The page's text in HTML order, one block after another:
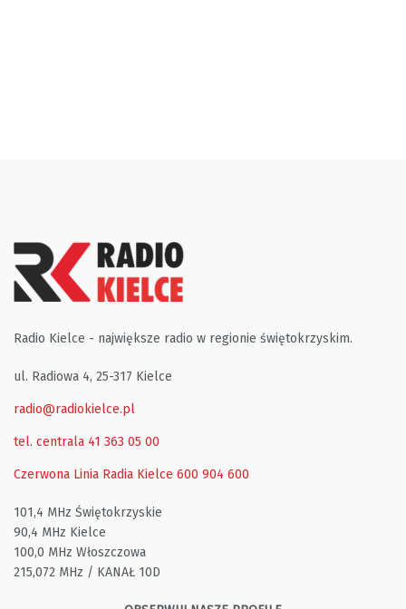
Radio Kielce - największe radio w regionie świętokrzyskim.
ul. Radiowa 4, 25-317 Kielce
radio@radiokielce.pl
tel. centrala 41 363 05 00
Czerwona Linia Radia Kielce 600 904 600
101,4 MHz Świętokrzyskie
90,4 MHz Kielce
100,0 MHz Włoszczowa
215,072 MHz / KANAŁ 10D